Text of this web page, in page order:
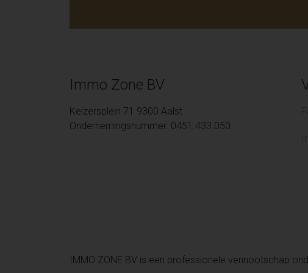
Immo Zone BV
Keizersplein 71 9300 Aalst
Ondernemingsnummer: 0451.433.050
IMMO ZONE BV is een professionele vennootschap